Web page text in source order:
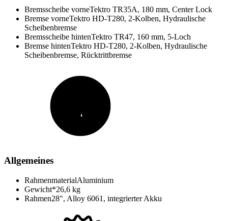
Bremsscheibe vorneTektro TR35A, 180 mm, Center Lock
Bremse vorneTektro HD-T280, 2-Kolben, Hydraulische
Scheibenbremse
Bremsscheibe hintenTektro TR47, 160 mm, 5-Loch
Bremse hintenTektro HD-T280, 2-Kolben, Hydraulische
Scheibenbremse, Rücktrittbremse
Allgemeines
RahmenmaterialAluminium
Gewicht*26,6 kg
Rahmen28", Alloy 6061, integrierter Akku